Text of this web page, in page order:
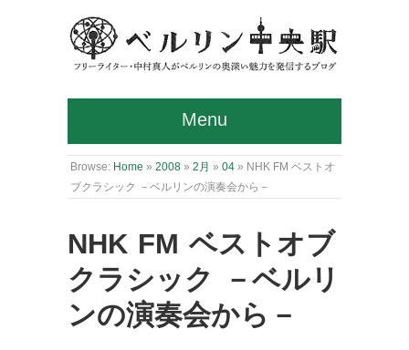
Menu
Browse: Home » 2008 » 2月 » 04 » NHK FM ベストオ
ブクラシック －ベルリンの演奏会から－
NHK FM ベストオブ
クラシック －ベルリ
ンの演奏会から－